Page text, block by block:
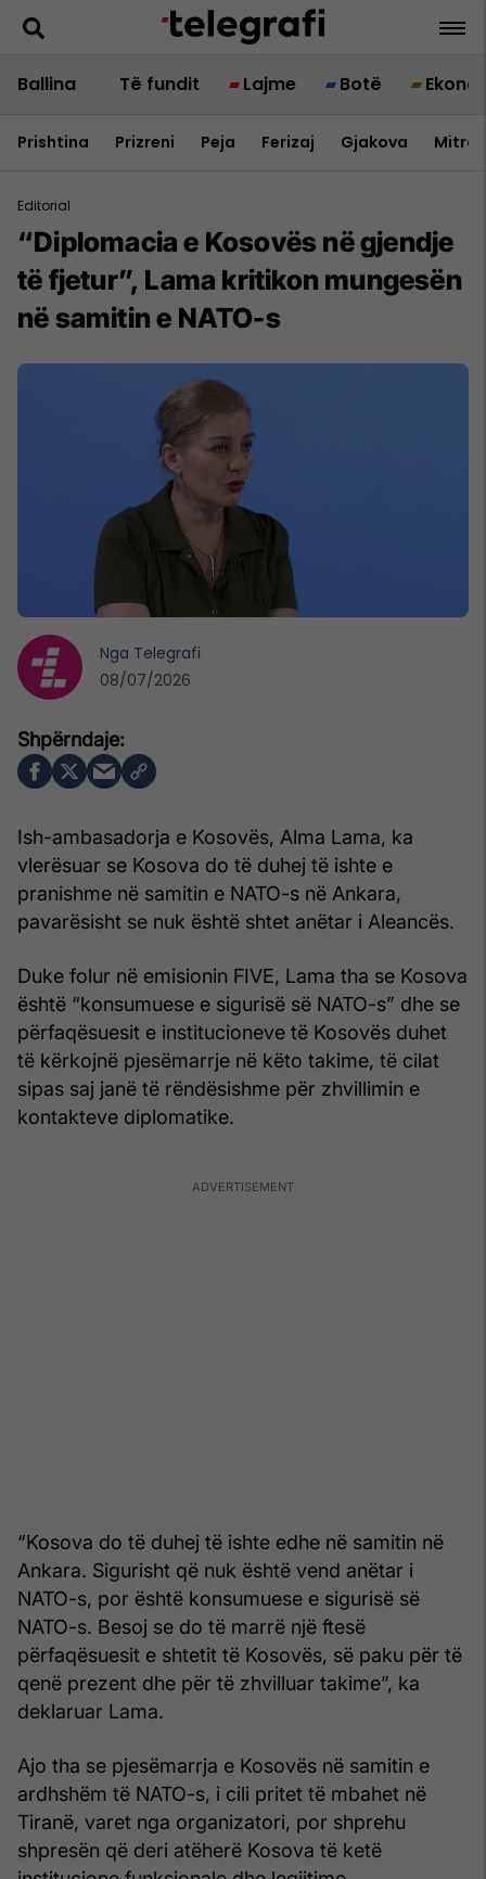
Ballina Të fundit Lajme Botë
Prishtina Prizreni Peja Ferizaj Gjakova
Editorial
“Diplomacia e Kosovës në gjendje
të fjetur”, Lama kritikon mungesën
në samitin e NATO-s
Ish-ambasadorja e Kosovës, Alma Lama, ka
vlerësuar se Kosova do të duhej të ishte e
pranishme në samitin e NATO-s në Ankara,
pavarësisht se nuk është shtet anëtar i Aleancës.
Duke folur në emisionin FIVE, Lama tha se Kosova
është “konsumuese e sigurisë së NATO-s” dhe se
përfaqësuesit e institucioneve të Kosovës duhet
të kërkojnë pjesëmarrje në këto takime, të cilat
sipas saj janë të rëndësishme për zhvillimin e
kontakteve diplomatike.
“Kosova do të duhej të ishte edhe në samitin në
Ankara. Sigurisht që nuk është vend anëtar i
NATO-s, por është konsumuese e sigurisë së
NATO-s. Besoj se do të marrë një ftesë
përfaqësuesit e shtetit të Kosovës, së paku për të
qenë prezent dhe për të zhvilluar takime”, ka
deklaruar Lama.
Ajo tha se pjesëmarrja e Kosovës në samitin e
ardhshëm të NATO-s, i cili pritet të mbahet në
Tiranë, varet nga organizatori, por shprehu
shpresën që deri atëherë Kosova të ketë
Nga Telegrafi
08/07/2026